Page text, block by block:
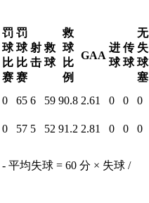
罚
球
比
赛
罚
球
比
赛
射
击
救
球
救
球
比
例
GAA
进
球
传
球
无
失
球
塞
0 65 6 59 90.8 2.61 0 0
0
0 57 5 52 91.2 2.81 0 0
0
- 平均失球 = 60 分 × 失球 /